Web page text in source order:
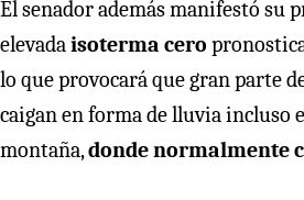
El senador además manifestó su
elevadaisoterma cero
lo que provocará que gran parte
caigan en forma de lluvia incluso
montaña,donde normalmente